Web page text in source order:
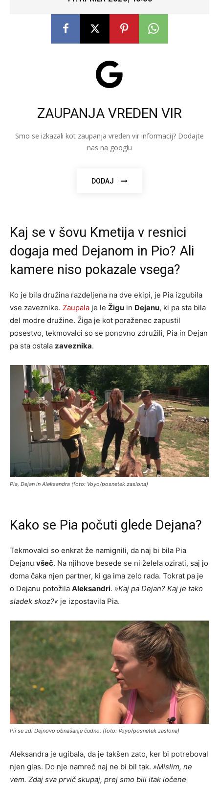
ZAUPANJA VREDEN VIR
Smo se izkazali kot zaupanja vreden vir informacij? Dodajte
nas na googlu
DODAJ
Kaj se v šovu Kmetija v resnici
dogaja med Dejanom in Pio? Ali
kamere niso pokazale vsega?
Ko je bila družina razdeljena na dve ekipi, je Pia izgubila
vse zaveznike. Zaupala je le Žigu in Dejanu, ki pa sta bila
del modre družine. Žiga je kot poraženec zapustil
posestvo, tekmovalci so se ponovno združili, Pia in Dejan
pa sta ostala zaveznika.
Pia, Dejan in Aleksandra (foto: Voyo/posnetek zaslona)
Kako se Pia počuti glede Dejana?
Tekmovalci so enkrat že namignili, da naj bi bila Pia
Dejanu všeč. Na njihove besede se ni želela ozirati, saj jo
doma čaka njen partner, ki ga ima zelo rada. Tokrat pa je
o Dejanu potožila Aleksandri. »Kaj pa Dejan? Kaj je tako
sladek skoz?« je izpostavila Pia.
Pii se zdi Dejnovo obnašanje čudno. (foto: Voyo/posnetek zaslona)
Aleksandra je ugibala, da je takšen zato, ker bi potreboval
njen glas. Do nje namreč naj ne bi bil tak. »Mislim, ne
vem. Zdaj sva prvič skupaj, prej smo bili itak ločene